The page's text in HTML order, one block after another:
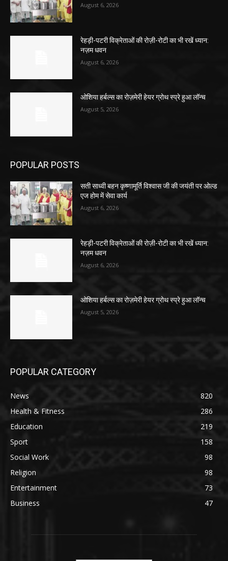
August 6, 2026
रेहड़ी-पटरी विक्रेताओं की रोज़ी-रोटी का भी रखें ध्यान:
नज़म धवन
August 6, 2026
ओशिया हर्बल्स का रोज़मेरी हेयर ग्रोथ स्प्रे हुआ लॉन्च
August 5, 2026
POPULAR POSTS
सती साध्वी बहन कृष्णामूर्ति विश्वास जी की जयंती पर ओल्ड
एज होम में सेवा कार्य
August 6, 2026
रेहड़ी-पटरी विक्रेताओं की रोज़ी-रोटी का भी रखें ध्यान:
नज़म धवन
August 6, 2026
ओशिया हर्बल्स का रोज़मेरी हेयर ग्रोथ स्प्रे हुआ लॉन्च
August 5, 2026
POPULAR CATEGORY
News
820
Health & Fitness
286
Education
219
Sport
158
Social Work
98
Religion
98
Entertainment
73
Business
47